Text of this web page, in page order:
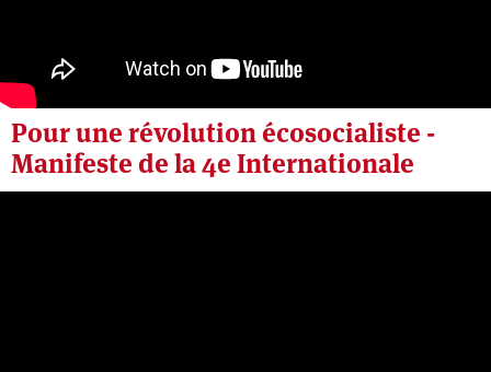
Pour une révolution écosocialiste -
Manifeste de la 4e Internationale